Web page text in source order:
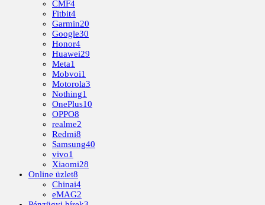
CMF4
Fitbit4
Garmin20
Google30
Honor4
Huawei29
Meta1
Mobvoi1
Motorola3
Nothing1
OnePlus10
OPPO8
realme2
Redmi8
Samsung40
vivo1
Xiaomi28
Online üzlet8
Chinai4
eMAG2